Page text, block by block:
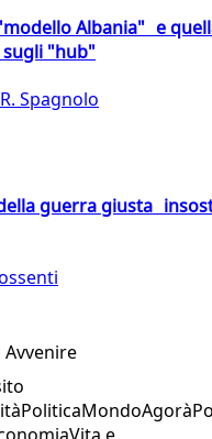
Albania" e
sugli "hub"
Spagnolo
guerra giusta
PoliticaMondoAgorà